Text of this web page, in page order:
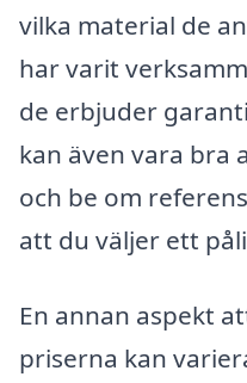
vilka material de
har varit
de erbjuder
kan även vara bra
och be om
att du väljer ett
En annan aspekt
priserna kan